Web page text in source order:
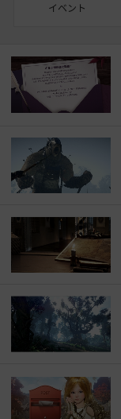
イベント